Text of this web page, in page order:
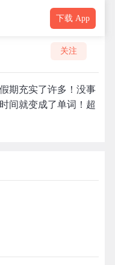
下载 App
关注
期充实了许多！没事
间就变成了单词！超